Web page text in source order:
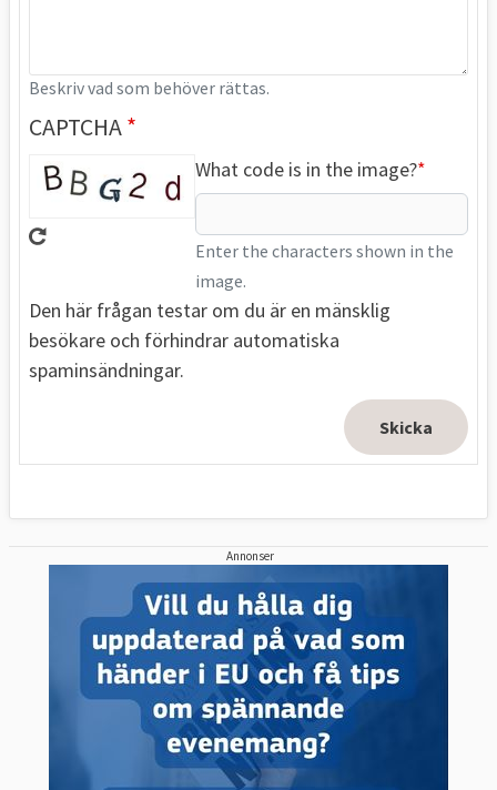
Beskriv vad som behöver rättas.
CAPTCHA
What code is in the image?
Enter the characters shown in the
image.
Den här frågan testar om du är en mänsklig
besökare och förhindrar automatiska
spaminsändningar.
Annonser